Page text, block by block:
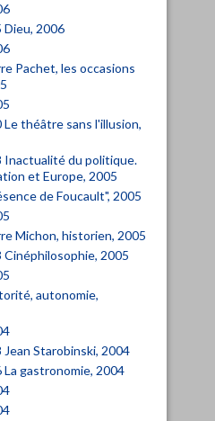
Dieu, 2006
Pachet, les occasions
théâtre sans l'illusion,
Inactualité du politique.
et Europe, 2005
de Foucault", 2005
Michon, historien, 2005
2005
autonomie,
Starobinski, 2004
gastronomie, 2004